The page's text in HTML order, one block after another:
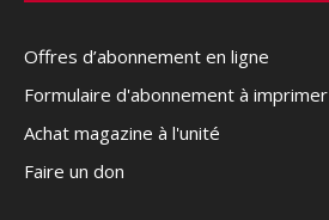
Offres d’abonnement en ligne
Formulaire d'abonnement à imprimer
Achat magazine à l'unité
Faire un don